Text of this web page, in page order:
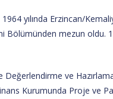
yılında Erzincan/
mezun oldu.
Değerlendirme ve
Kurumunda Proje ve